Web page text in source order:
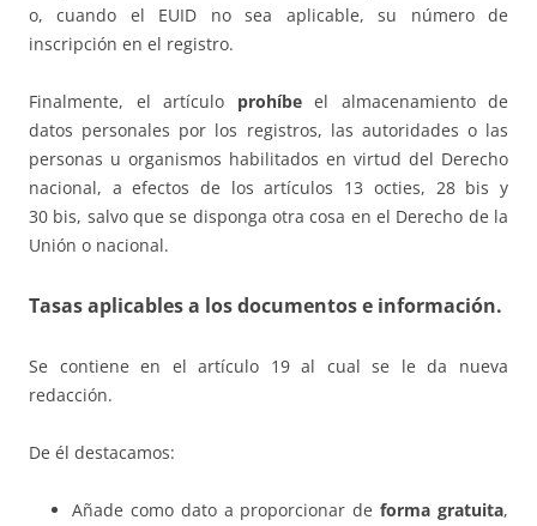
o, cuando el EUID no sea aplicable, su número de
inscripción en el registro.
Finalmente, el artículo prohíbeel almacenamiento de
datos personales por los registros, las autoridades o las
personas u organismos habilitados en virtud del Derecho
nacional, a efectos de los artículos 13 octies, 28 bis y
30 bis, salvo que se disponga otra cosa en el Derecho de la
Unión o nacional.
Tasas aplicables a los documentos e información.
Se contiene en el artículo 19 al cual se le da nueva
redacción.
De él destacamos:
Añade como dato a proporcionar deforma gratuita,